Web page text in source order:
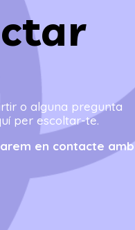
o alguna pregunta
per escoltar-te.
en contacte amb